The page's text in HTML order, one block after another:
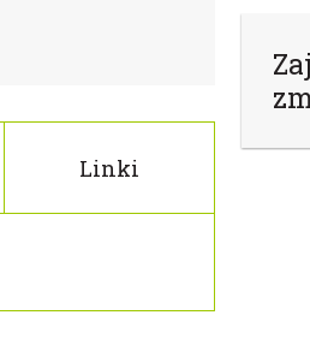
Linki